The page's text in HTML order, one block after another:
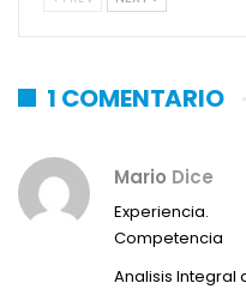
1 COMENTARIO
Mario Dice
Experiencia.
Competencia
Analisis Integral